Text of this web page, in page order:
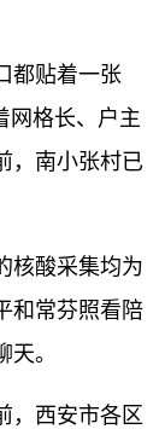
贴着一张
网格长、户主
，南小张村已
酸采集均为
和常芬照看陪
。
西安市各区